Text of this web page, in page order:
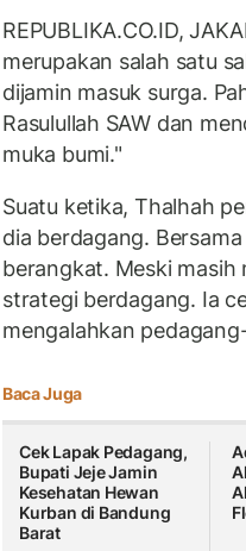
REPUBLIKA.CO.ID,
merupakan salah satu
dijamin masuk surga.
Rasulullah SAW dan
muka bumi."
Suatu ketika, Thalhah
dia berdagang.
berangkat. Meski masih
strategi berdagang. Ia
mengalahkan
Baca Juga
Cek Lapak Pedagang,
Bupati Jeje Jamin
Kesehatan Hewan
Kurban di Bandung
Barat